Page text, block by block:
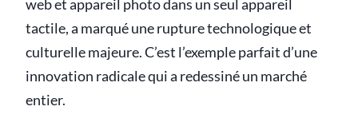
web et appareil photo dans un seul appareil
tactile, a marqué une rupture technologique et
culturelle majeure. C’est l’exemple parfait d’une
innovation radicale qui a redessiné un marché
entier.